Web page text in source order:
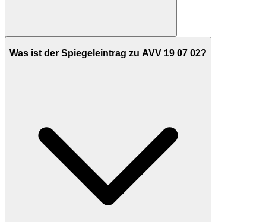
Was ist der Spiegeleintrag zu AVV 19 07 02?